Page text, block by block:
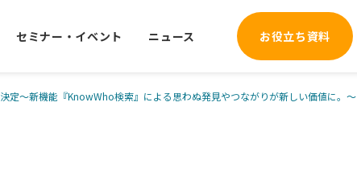
セミナー・イベント ニュース お役立ち資料
～新機能『KnowWho検索』による思わぬ発見やつながりが新しい価値に。～